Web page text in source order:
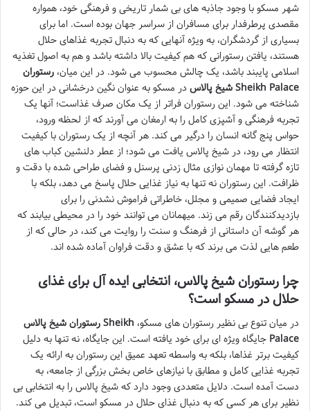
شهر مسکو با وجود جاذبه های بی شمار تاریخی و فرهنگی خود، همواره
مقصدی پرطرفدار برای مسافران از سراسر جهان بوده است. اما برای
بسیاری از گردشگران، به ویژه آنهایی که به دنبال تجربه غذاهای حلال
هستند، یافتن رستورانی که هم کیفیت بالا داشته باشد و هم به اصول تغذیه
اسلامی پایبند باشد، یک چالش محسوب می شود. در این میان، رستوران
شیخ پالاس Sheikh Palace
در مسکو به عنوان نگین درخشانی در این حوزه
شناخته می شود. این رستوران فراتر از یک مکان صرف غذاست؛ آنها یک
تجربه فرهنگی و آشپزی کامل را به ارمغان می آورند که از لحظه ورود،
حواس پنج گانه انسان را درگیر می کند. هر آنچه از یک رستوران با کیفیت
انتظار می رود، در شیخ پالاس یافت می شود؛ از عطر دلنشین کباب های
تازه گرفته تا مهمان نوازی مثال زدنی پرسنل و فضای طراحی شده با دقت و
ظرافت. این رستوران نه تنها به نیاز غذایی حلال پاسخ می دهد، بلکه با
ایجاد فضایی صمیمی و مجلل، خاطراتی فراموش نشدنی را برای
بازدیدکنندگان رقم می زند. میهمانان می توانند خود را در محیطی بیابند که
هر گوشه آن داستانی از فرهنگ و سنت را روایت می کند، در حالی که از
طعم هایی لذت می برند که با عشق و دقت فراوان آماده شده اند.
چرا رستوران شیخ پالاس، انتخابی ایده آل برای غذای
حلال در مسکو است؟
در میان تنوع بی نظیر رستوران های مسکو،
رستوران شیخ پالاس Sheikh
Palace جایگاه ویژه ای برای خود یافته است. این جایگاه، نه تنها به دلیل
کیفیت برتر غذاها، بلکه به واسطه تعهد عمیق این رستوران به ارائه یک
تجربه غذایی کامل و مطابق با نیازهای خاص بخش بزرگی از جامعه، به
دست آمده است. دلایل متعددی وجود دارد که شیخ پالاس را به انتخابی بی
نظیر برای هر کسی که به دنبال غذای حلال در مسکو است، تبدیل می کند.